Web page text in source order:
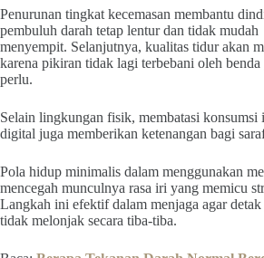
Penurunan tingkat kecemasan membantu
pembuluh darah tetap lentur dan tidak mudah
menyempit. Selanjutnya, kualitas tidur akan
karena pikiran tidak lagi terbebani oleh
perlu.
Selain lingkungan fisik, membatasi konsumsi
digital juga memberikan ketenangan bagi
Pola hidup minimalis dalam menggunakan
mencegah munculnya rasa iri yang memicu
Langkah ini efektif dalam menjaga agar
tidak melonjak secara tiba-tiba.